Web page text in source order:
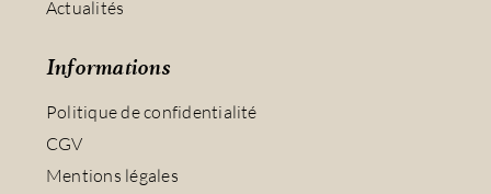
Actualités
Informations
Politique de confidentialité
CGV
Mentions légales